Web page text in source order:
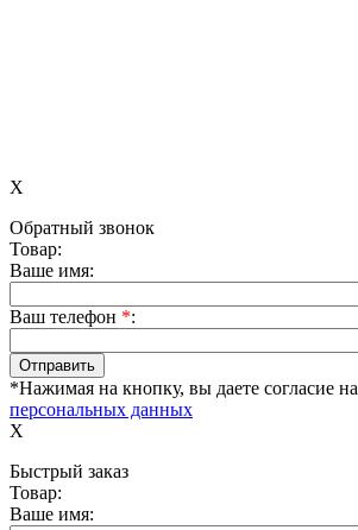
X
Обратный звонок
Товар:
Ваше имя:
Ваш телефон *:
*Нажимая на кнопку, вы даете согласие на
персональных данных
X
Быстрый заказ
Товар:
Ваше имя: